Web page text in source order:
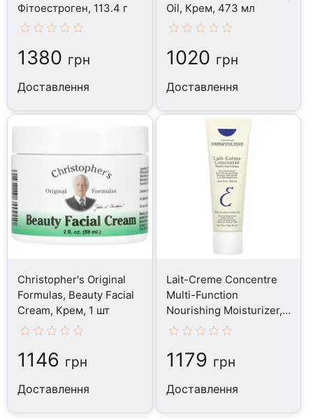
Фітоестроген, 113.4 г
1380 грн
Доставлення
Oil, Крем, 473 мл
1020 грн
Доставлення
Christopher's Original
Formulas, Beauty Facial
Cream, Крем, 1 шт
1146 грн
Доставлення
Lait-Creme Concentre
Multi-Function
Nourishing Moisturizer,
Крем, 30 мл
1179 грн
Доставлення